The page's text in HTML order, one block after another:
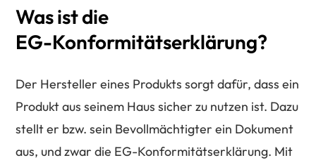
Wasistdie
EG-Konformitätserklärung?
Der Hersteller eines Produkts sorgt dafür, dass ein
Produkt aus seinem Haus sicher zu nutzen ist. Dazu
stellt er bzw. sein Bevollmächtigter ein Dokument
aus, und zwar die EG-Konformitätserklärung. Mit